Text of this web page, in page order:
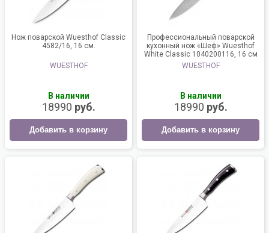
Нож поварской Wuesthof Classic
4582/16, 16 см.
WUESTHOF
В наличии
18990 руб.
Добавить в корзину
Профессиональный поварской
кухонный нож «Шеф» Wuesthof
White Classic 1040200116, 16 см
WUESTHOF
В наличии
18990 руб.
Добавить в корзину